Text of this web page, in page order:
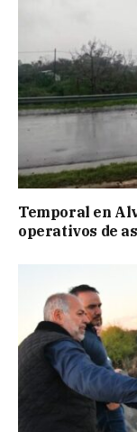
Temporal en
operativos de